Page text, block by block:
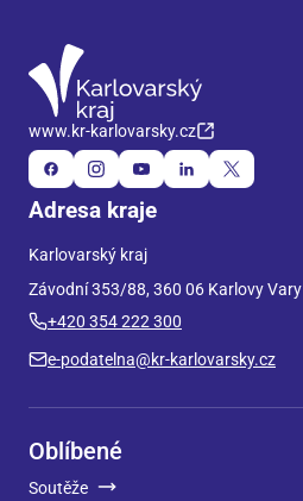
www.kr-karlovarsky.cz
Adresa kraje
Karlovarský kraj
Závodní 353/88, 360 06 Karlovy Vary
+420 354 222 300
e-podatelna@kr-karlovarsky.cz
Oblíbené
Soutěže